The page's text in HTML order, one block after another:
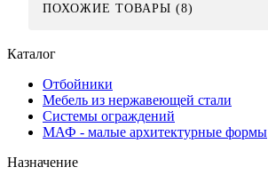
ПОХОЖИЕ ТОВАРЫ (8)
Каталог
Отбойники
Мебель из нержавеющей стали
Системы ограждений
МАФ - малые архитектурные формы
Назначение